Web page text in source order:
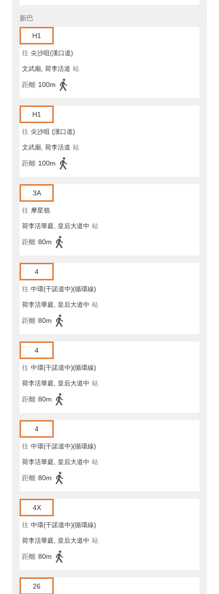
新巴
H1
往 尖沙咀(漢口道)
文武廟, 荷李活道 站
距離 100m
H1
往 尖沙咀 (漢口道)
文武廟, 荷李活道 站
距離 100m
3A
往 摩星嶺
荷李活華庭, 皇后大道中 站
距離 80m
4
往 中環(干諾道中)(循環線)
荷李活華庭, 皇后大道中 站
距離 80m
4
往 中環(干諾道中)(循環線)
荷李活華庭, 皇后大道中 站
距離 80m
4
往 中環(干諾道中)(循環線)
荷李活華庭, 皇后大道中 站
距離 80m
4X
往 中環(干諾道中)(循環線)
荷李活華庭, 皇后大道中 站
距離 80m
26